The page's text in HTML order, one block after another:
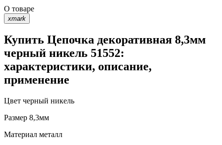
О товаре
xmark
Купить Цепочка декоративная 8,3мм
черный никель 51552:
характеристики, описание,
применение
Цвет черный никель
Размер 8,3мм
Материал металл